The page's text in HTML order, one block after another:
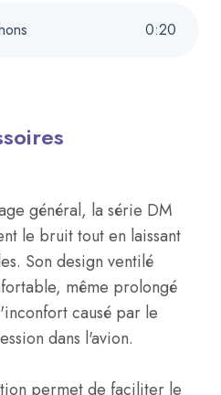
0:20
général, la série DM
le bruit tout en laissant
Son design ventilé
même prolongé
causé par le
dans l'avion.
permet de faciliter le